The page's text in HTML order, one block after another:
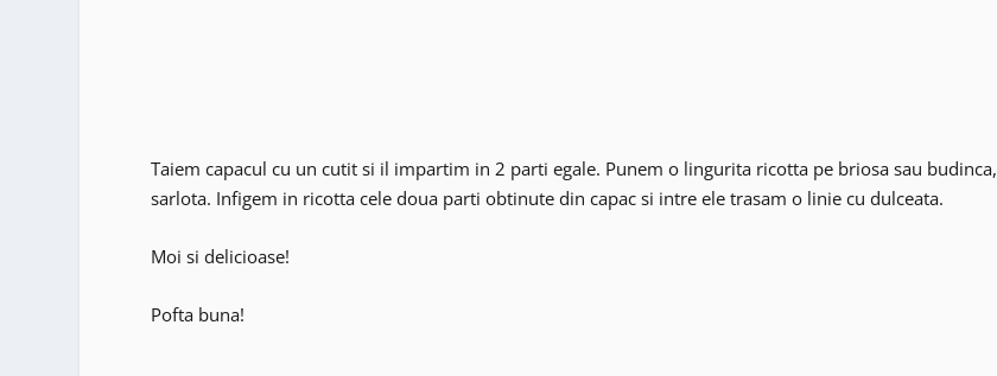
Taiem capacul cu un cutit si il impartim in 2 parti egale. Punem o lingurita ricotta pe briosa sau budinca,
sarlota. Infigem in ricotta cele doua parti obtinute din capac si intre ele trasam o linie cu dulceata.
Moi si delicioase!
Pofta buna!